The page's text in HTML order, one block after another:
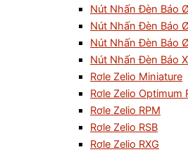
Nút Nhấn Đèn Báo
Nút Nhấn Đèn Báo
Nút Nhấn Đèn Báo
Nút Nhấn Đèn Báo
Rơle Zelio Miniature
Rơle Zelio Optimum
Rơle Zelio RPM
Rơle Zelio RSB
Rơle Zelio RXG